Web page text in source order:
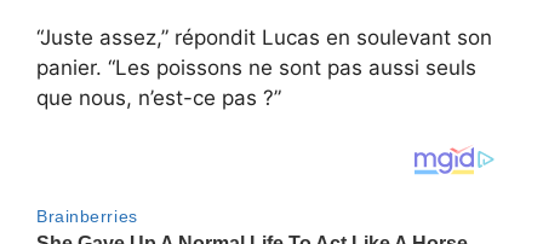
“Juste assez,” répondit Lucas en soulevant son
panier. “Les poissons ne sont pas aussi seuls
que nous, n’est-ce pas ?”